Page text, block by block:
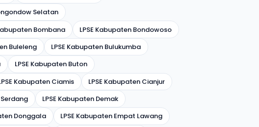
Selatan
Bombana
LPSE Kabupaten Bondowoso
Buleleng
LPSE Kabupaten Bulukumba
LPSE Kabupaten Buton
Kabupaten Ciamis
LPSE Kabupaten Cianjur
Serdang
LPSE Kabupaten Demak
Donggala
LPSE Kabupaten Empat Lawang